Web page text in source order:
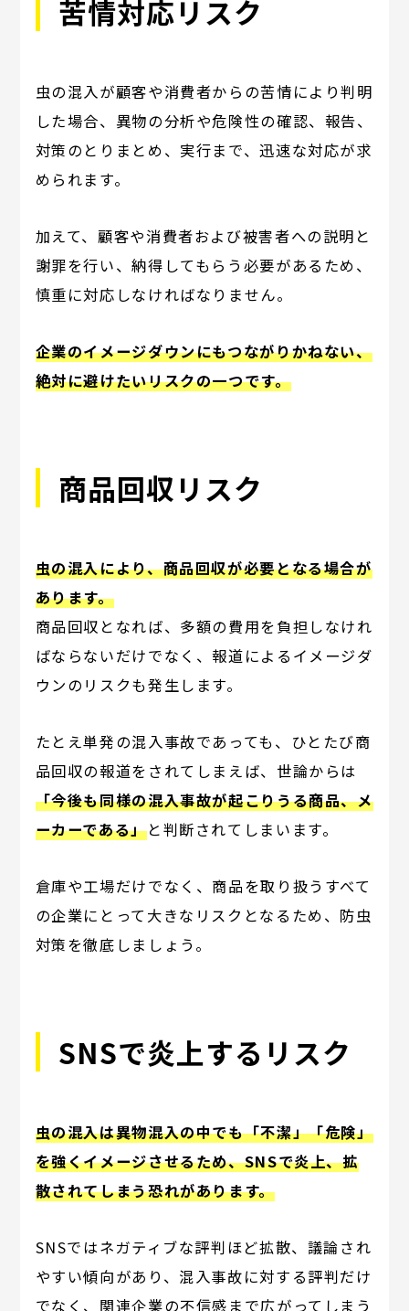
苦情対応リスク
虫の混入が顧客や消費者からの苦情により判明
した場合、異物の分析や危険性の確認、報告、
対策のとりまとめ、実行まで、迅速な対応が求
められます。
加えて、顧客や消費者および被害者への説明と
謝罪を行い、納得してもらう必要があるため、
慎重に対応しなければなりません。
企業のイメージダウンにもつながりかねない、
絶対に避けたいリスクの一つです。
商品回収リスク
虫の混入により、商品回収が必要となる場合が
あります。
商品回収となれば、多額の費用を負担しなけれ
ばならないだけでなく、報道によるイメージダ
ウンのリスクも発生します。
たとえ単発の混入事故であっても、ひとたび商
品回収の報道をされてしまえば、世論からは
「今後も同様の混入事故が起こりうる商品、メ
ーカーである」と判断されてしまいます。
倉庫や工場だけでなく、商品を取り扱うすべて
の企業にとって大きなリスクとなるため、防虫
対策を徹底しましょう。
SNSで炎上するリスク
虫の混入は異物混入の中でも「不潔」「危険」
を強くイメージさせるため、SNSで炎上、拡
散されてしまう恐れがあります。
SNSではネガティブな評判ほど拡散、議論され
やすい傾向があり、混入事故に対する評判だけ
でなく、関連企業の不信感まで広がってしまう